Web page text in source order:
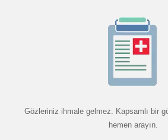
Gözleriniz ihmale gelmez. Kapsamlı bir
hemen arayın.